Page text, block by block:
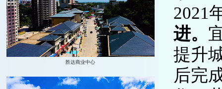
2021
进。
提升
后完